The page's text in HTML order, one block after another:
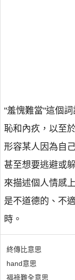
"羞愧難當"這個
恥和內疚，以至
形容某人因為自
甚至想要逃避或
來描述個人情感
是不道德的、不
時。
終傳比意思
hand意思
福祿難全意思